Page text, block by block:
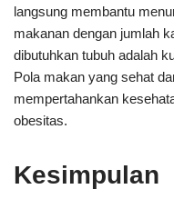
langsung membantu
makanan dengan jumlah
dibutuhkan tubuh adalah
Pola makan yang sehat
mempertahankan
obesitas.
Kesimpulan